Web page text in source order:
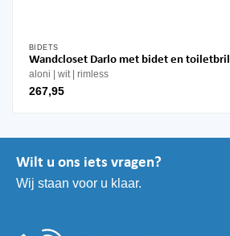
BIDETS
Wandcloset Darlo met bidet en toiletbril
aloni wit rimless
267,95
Wilt u ons iets vragen?
Wij staan voor u klaar.